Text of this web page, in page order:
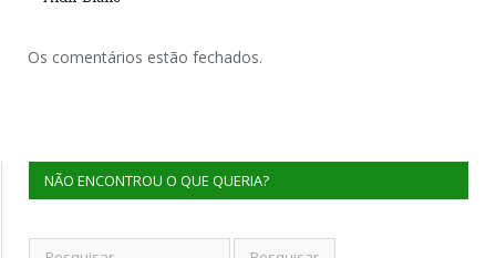
Os comentários estão fechados.
NÃO ENCONTROU O QUE QUERIA?